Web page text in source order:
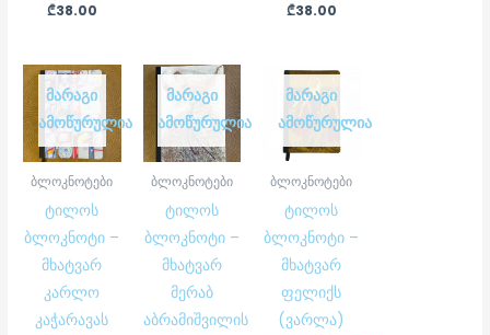
₾38.00 ₾38.00
ᲛᲐᲠᲐᲒᲘ
ᲐᲛᲝᲬᲣᲠᲣᲚᲘᲐ
ბლოკნოტები
ტილოს
ბლოკნოტი –
მხატვარ
კარლო
კაჭარავას
ᲛᲐᲠᲐᲒᲘ
ᲐᲛᲝᲬᲣᲠᲣᲚᲘᲐ
ბლოკნოტები
ტილოს
ბლოკნოტი –
მხატვარ
მერაბ
აბრამიშვილის
ᲛᲐᲠᲐᲒᲘ
ᲐᲛᲝᲬᲣᲠᲣᲚᲘᲐ
ბლოკნოტები
ტილოს
ბლოკნოტი –
მხატვარ
ფელიქს
(ვარლა)